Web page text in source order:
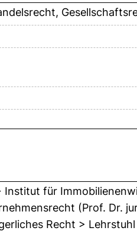
für
(Prof. Dr.
Recht >